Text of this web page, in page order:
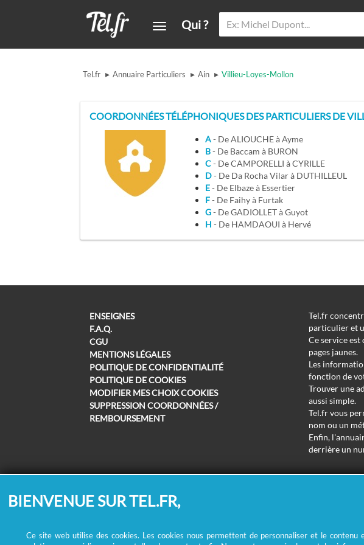
Qui ?
Tel.fr ▸ Annuaire Particuliers ▸ Ain ▸ Villieu-Loyes-Mollon
COORDONNÉES TÉLÉPHONIQUES DES PARTICULIERS DE
A
- De ALIOUCHE à Ayme
B
- De Baccam à BURON
C
- De CAMPORELLI à CYRILLE
D
- De Da Rocha Vilar à DUTHILLEUL
E
- De Elbaze à Essertier
F
- De Faihy à Furtak
G
- De GADIOLLET à Guyot
H
- De HAMDAOUI à Hervé
ENSEIGNES
F.A.Q.
CGU
MENTIONS LÉGALES
POLITIQUE DE CONFIDENTIALITÉ
POLITIQUE DE COOKIES
MODIFIER MES CHOIX COOKIES
SUPPRESSION COORDONNÉES /
REMBOURSEMENT
Tel.fr
particulier et
Ce service est
pages jaunes.
Les
fonction de
Trouver une
aussi simple.
Tel.fr vous
nom ou un
Enfin,
derrière un
BIENVENUE SUR TEL.FR,
Ce site web utilise des cookies. Les cookies nous permettent de personnaliser et le contenu